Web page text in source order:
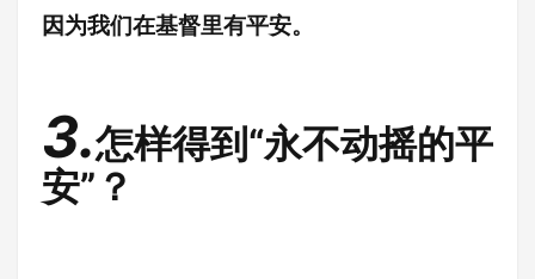
因为我们在基督里有平安。
3.怎样得到“永不动摇的平
安”？